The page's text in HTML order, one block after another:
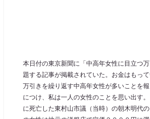
本日付の東京新聞に「中高年女性に目立つ
題する記事が掲載されていた。お金はもっ
万引きを繰り返す中高年女性が多いことを
につけ、私は一人の女性のことを思い出す
に死亡した東村山市議（当時）の朝木明代